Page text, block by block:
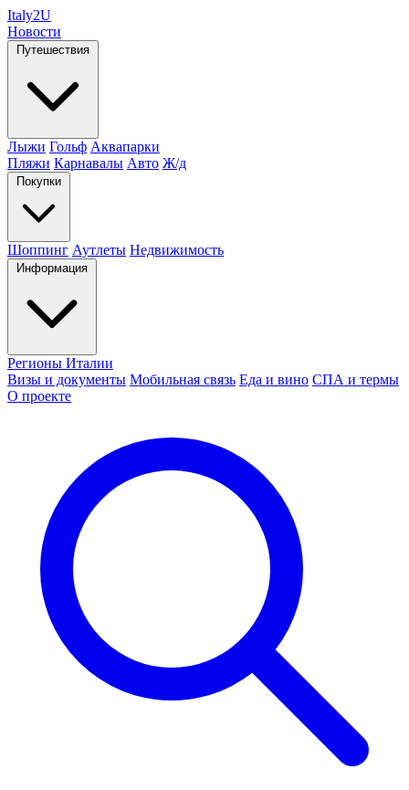
Italy2U
Новости
Путешествия
Лыжи Гольф Аквапарки
Пляжи Карнавалы Авто Ж/д
Покупки
Шоппинг Аутлеты Недвижимость
Информация
Регионы Италии
Визы и документы Мобильная связь Еда и вино СПА и термы
О проекте